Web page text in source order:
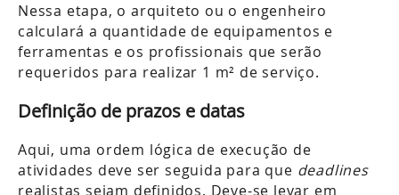
Nessa etapa, o arquiteto ou o engenheiro
calculará a quantidade de equipamentos e
ferramentas e os profissionais que serão
requeridos para realizar 1 m² de serviço.
Definição de prazos e datas
Aqui, uma ordem lógica de execução de
atividades deve ser seguida para que deadlines
realistas sejam definidos. Deve-se levar em